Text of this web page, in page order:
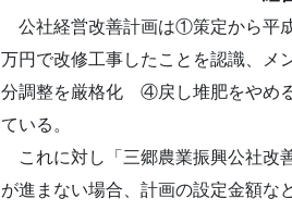
公社経営改善計画は①策定から平
万円で改修工事したことを認識、
分調整を厳格化 ④戻し堆肥をやめ
ている。
これに対し「三郷農業振興公社改
が進まない場合、計画の設定金額な